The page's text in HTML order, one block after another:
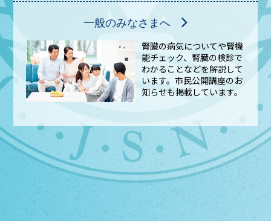
一般のみなさまへ
腎臓の病気についてや腎機
能チェック、腎臓の検診で
わかることなどを解説して
います。市民公開講座のお
知らせも掲載しています。